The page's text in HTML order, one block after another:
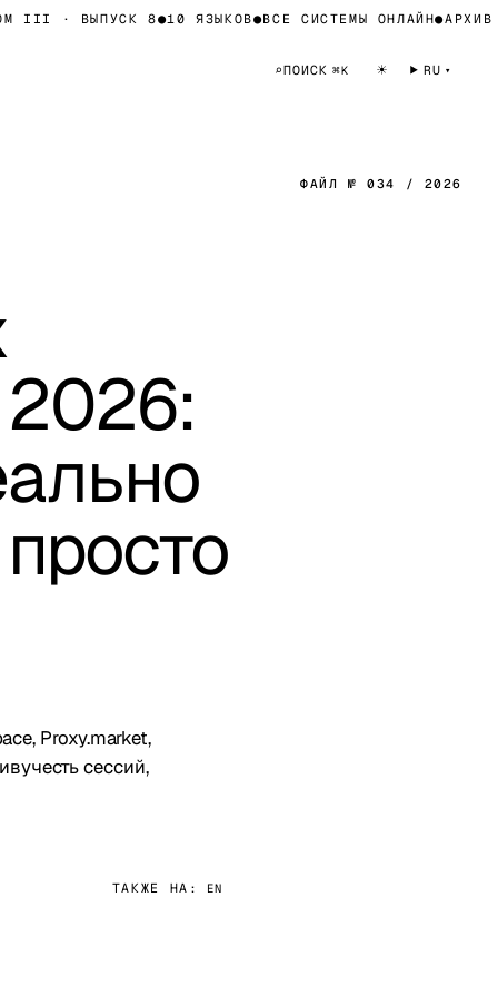
· ВЫПУСК 8● 10 ЯЗЫКОВ●ВСЕ СИСТЕМЫ ОНЛАЙН●АРХИВ
⌕ПОИСК ⌘K ☀ RU
ФАЙЛ № 034 / 2026
Proxy.market,
сессий,
ТАКЖЕ НА: EN